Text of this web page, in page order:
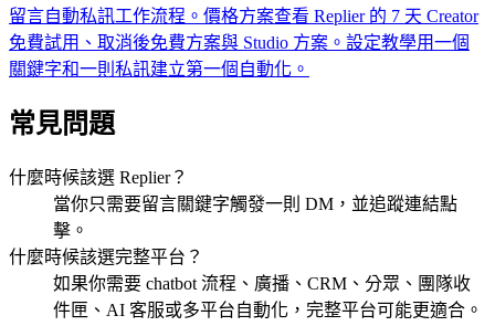
留言自動私訊工作流程。 價格方案查看 Replier 的 7 天 Creator
免費試用、取消後免費方案與 Studio 方案。 設定教學用一個
關鍵字和一則私訊建立第一個自動化。
常見問題
什麼時候該選 Replier？
當你只需要留言關鍵字觸發一則 DM，並追蹤連結點
擊。
什麼時候該選完整平台？
如果你需要 chatbot 流程、廣播、CRM、分眾、團隊收
件匣、AI 客服或多平台自動化，完整平台可能更適合。